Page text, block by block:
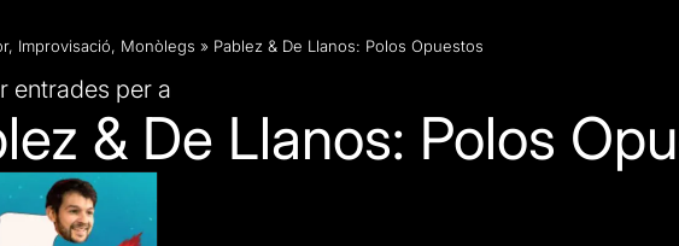
, Improvisació, Monòlegs » Pablez & De Llanos: Polos Opuestos
entrades per a
& De Llanos: Polos